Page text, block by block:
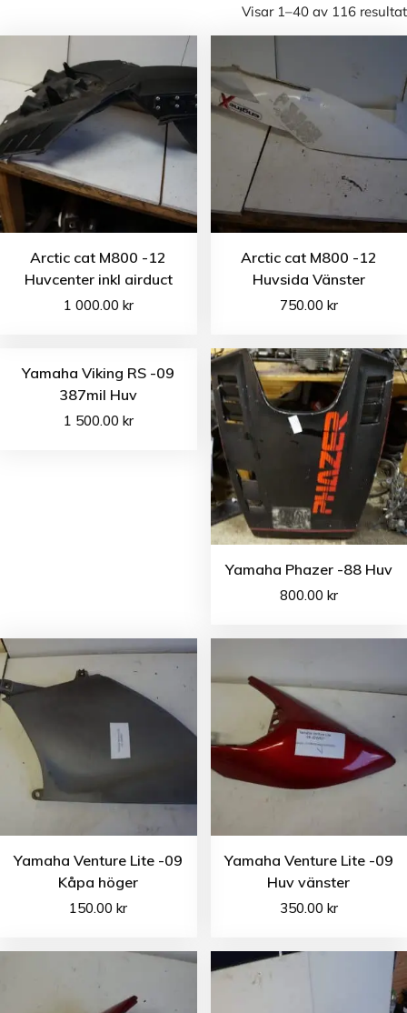
Visar 1–40 av 116 resultat
Arctic cat M800 -12
Huvcenter inkl airduct
1 000.00 kr
Arctic cat M800 -12
Huvsida Vänster
750.00 kr
Yamaha Viking RS -09
387mil Huv
1 500.00 kr
Yamaha Phazer -88 Huv
800.00 kr
Yamaha Venture Lite -09
Kåpa höger
150.00kr
Yamaha Venture Lite -09
Huv vänster
350.00 kr